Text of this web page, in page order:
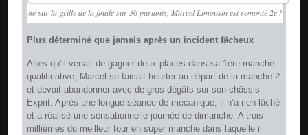
8e sur la grille de la finale sur 36 partants, Marcel Limousin est remonté 2e !
Plus déterminé que jamais après un incident fâcheux
Alors qu’il venait de gagner deux places dans sa 1ère manche
qualificative, Marcel se faisait heurter au départ de la manche 2
et devait abandonner avec de gros dégâts sur son châssis
Exprit. Après une longue séance de mécanique, il n’a rien lâché
et a réalisé une sensationnelle journée de dimanche. A trois
millièmes du meilleur tour en super manche dans laquelle il